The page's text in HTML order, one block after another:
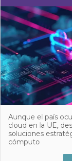
Aunque el país
cloud en la UE,
soluciones
cómputo